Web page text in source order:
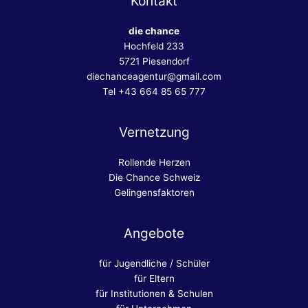
die chance
Hochfeld 233
5721 Piesendorf
diechanceagentur@gmail.com
Tel +43 664 85 65 777
Vernetzung
Rollende Herzen
Die Chance Schweiz
Gelingensfaktoren
Angebote
für Jugendliche / Schüler
für Eltern
für Institutionen & Schulen